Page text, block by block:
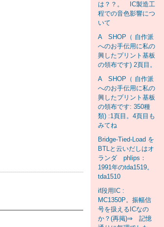
は？？。 IC製造工
程での音色影響につ
いて
A SHOP（ 自作派
へのお手伝用に私の
興したプリント基板
の領布です) 2頁目。
A SHOP（ 自作派
へのお手伝用に私の
興したプリント基板
の領布です: 350種
類) :1頁目。4頁目も
みてね
Bridge-Tied-Load を
BTLと云いだしはオ
ランダ phlips：
1991年のtda1519。
tda1510
if段用IC :
MC1350P。振幅信
号を扱えるICなの
か？(再掲)⇒ 記憶